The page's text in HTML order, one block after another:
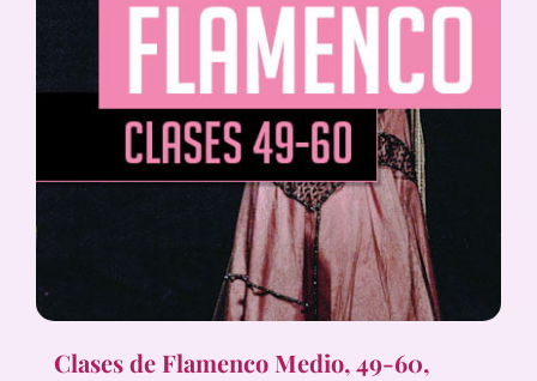
Clases de Flamenco Medio, 49-60,